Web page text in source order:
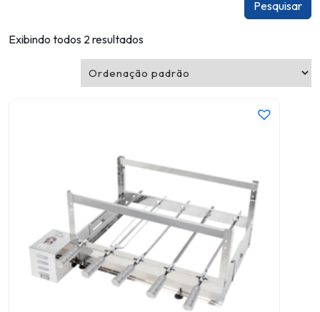
Pesquisar
Exibindo todos 2 resultados